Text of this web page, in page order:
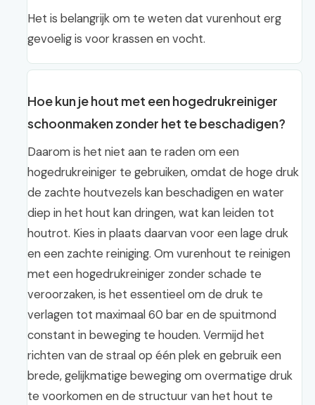
Het is belangrijk om te weten dat vurenhout erg
gevoelig is voor krassen en vocht.
Hoe kun je hout met een hogedrukreiniger
schoonmaken zonder het te beschadigen?
Daarom is het niet aan te raden om een
hogedrukreiniger te gebruiken, omdat de hoge druk
de zachte houtvezels kan beschadigen en water
diep in het hout kan dringen, wat kan leiden tot
houtrot. Kies in plaats daarvan voor een lage druk
en een zachte reiniging. Om vurenhout te reinigen
met een hogedrukreiniger zonder schade te
veroorzaken, is het essentieel om de druk te
verlagen tot maximaal 60 bar en de spuitmond
constant in beweging te houden. Vermijd het
richten van de straal op één plek en gebruik een
brede, gelijkmatige beweging om overmatige druk
te voorkomen en de structuur van het hout te